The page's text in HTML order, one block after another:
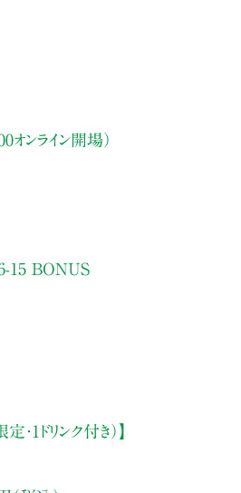
オンライン開場）
15 BONUS
・1ドリンク付き）】